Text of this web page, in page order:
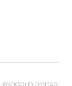
ROCKSOLID CONTAO